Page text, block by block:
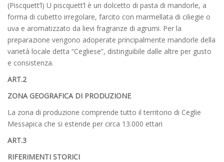
(Piscquett’l) U piscquett’l è un dolcetto di pasta di mandorle, a
forma di cubetto irregolare, farcito con marmellata di ciliegie o
uva e aromatizzato da lievi fragranze di agrumi. Per la
preparazione vengono adoperate principalmente mandorle della
varietà locale detta “Cegliese”, distinguibile dalle altre per gusto
e consistenza.
ART.2
ZONA GEOGRAFICA DI PRODUZIONE
La zona di produzione comprende tutto il territorio di Ceglie
Messapica che si estende per circa 13.000 ettari
ART.3
RIFERIMENTI STORICI